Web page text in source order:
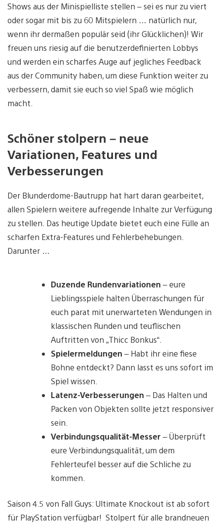
Shows aus der Minispielliste stellen – sei es nur zu viert
oder sogar mit bis zu 60 Mitspielern … natürlich nur,
wenn ihr dermaßen populär seid (ihr Glücklichen)! Wir
freuen uns riesig auf die benutzerdefinierten Lobbys
und werden ein scharfes Auge auf jegliches Feedback
aus der Community haben, um diese Funktion weiter zu
verbessern, damit sie euch so viel Spaß wie möglich
macht.
Schöner stolpern – neue
Variationen, Features und
Verbesserungen
Der Blunderdome-Bautrupp hat hart daran gearbeitet,
allen Spielern weitere aufregende Inhalte zur Verfügung
zu stellen. Das heutige Update bietet euch eine Fülle an
scharfen Extra-Features und Fehlerbehebungen.
Darunter …
Duzende Rundenvariationen – eure
Lieblingsspiele halten Überraschungen für
euch parat mit unerwarteten Wendungen in
klassischen Runden und teuflischen
Auftritten von „Thicc Bonkus“.
Spielermeldungen – Habt ihr eine fiese
Bohne entdeckt? Dann lasst es uns sofort im
Spiel wissen.
Latenz-Verbesserungen – Das Halten und
Packen von Objekten sollte jetzt responsiver
sein.
Verbindungsqualität-Messer – Überprüft
eure Verbindungsqualität, um dem
Fehlerteufel besser auf die Schliche zu
kommen.
Saison 4.5 von Fall Guys: Ultimate Knockout ist ab sofort
für PlayStation verfügbar! Stolpert für alle brandneuen